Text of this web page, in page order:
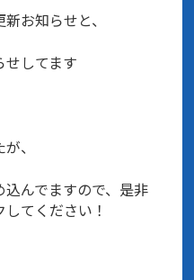
お知らせと、
してます
、
んでますので、是非
てください！